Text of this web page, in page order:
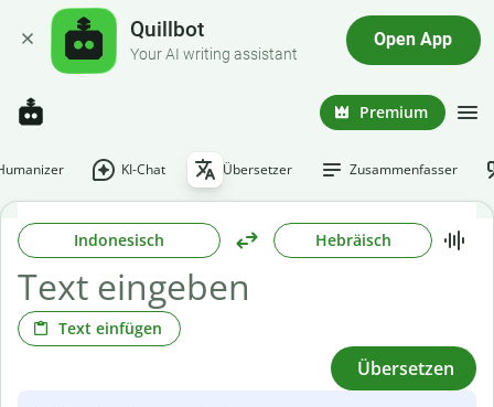
Quillbot
Your AI writing assistant
Open App
Premium
KI-Chat Übersetzer Zusammenfasser
Indonesisch Hebräisch
Text einfügen
Übersetzen